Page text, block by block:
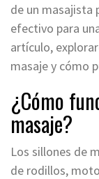
de un masajista
efectivo para
artículo,
masaje y cómo
¿Cómo
masaje?
Los sillones de
de rodillos,